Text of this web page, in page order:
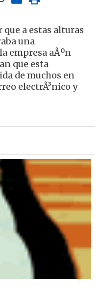
a estas alturas
una
empresa aÃºn
que esta
de muchos en
electrÃ³nico y